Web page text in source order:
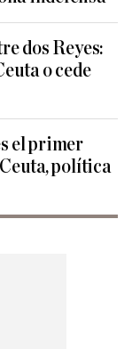
dos Reyes:
o cede
el primer
política